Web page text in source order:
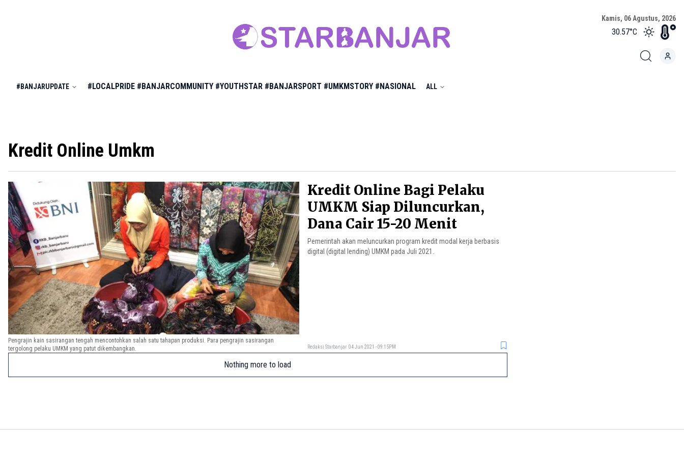
Kamis, 06 Agustus, 2026
30.57°C
#BANJARUPDATE #LOCALPRIDE #BANJARCOMMUNITY #YOUTHSTAR #BANJARSPORT #UMKMSTORY #NASIONAL ALL
Kredit Online Umkm
Kredit Online Bagi Pelaku
UMKM Siap Diluncurkan,
Dana Cair 15-20 Menit
Pemerintah akan meluncurkan program kredit modal kerja berbasis
digital (digital lending) UMKM pada Juli 2021.
Redaksi Starbanjar 04 Jun 2021 - 09:15PM
Pengrajin kain sasirangan tengah mencontohkan salah satu tahapan produksi. Para pengrajin sasirangan
tergolong pelaku UMKM yang patut dikembangkan.
Nothing more to load